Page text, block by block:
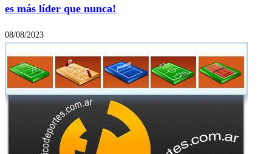
es más líder que nunca!
08/08/2023